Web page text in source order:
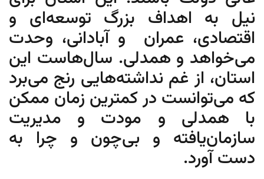
نیل به اهداف بزرگ توسعه‌ای و
اقتصادی، عمران و آبادانی، وحدت
می‌خواهد و همدلی. سال‌هاست این
استان، از غم نداشته‌هایی رنج می‌برد
که می‌توانست در کمترین زمان ممکن
با همدلی و مودت و مدیریت
سازمان‌یافته و بی‌چون و چرا به
دست آورد.